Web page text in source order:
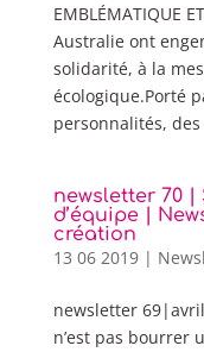
EMBLÉMATIQUE
Australie ont
solidarité, à la
écologique.Porté
personnalités,
newsletter 70
d’équipe |
création
13 06 2019|
newsletter
n’est pas bourrer